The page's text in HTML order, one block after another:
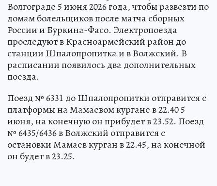
Волгограде 5 июня 2026 года, чтобы развезти по
домам болельщиков после матча сборных
России и Буркина-Фасо. Электропоезда
проследуют в Красноармейский район до
станции Шпалопропитка и в Волжский. В
расписании появилось два дополнительных
поезда.
Поезд № 6331 до Шпалопропитки отправится с
платформы на Мамаевом кургане в 22.40 5
июня, на конечную он прибудет в 23.52. Поезд
№ 6435/6436 в Волжский отправится с
остановки Мамаев курган в 22.45, на конечной
он будет в 23.25.